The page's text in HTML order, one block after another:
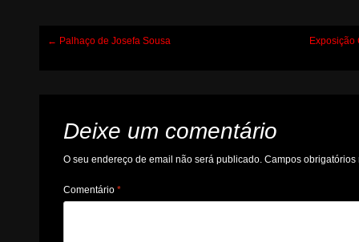
Post
← Palhaço de Josefa Sousa Exposição
Deixe um comentário
O seu endereço de email não será publicado. Campos
Comentário*